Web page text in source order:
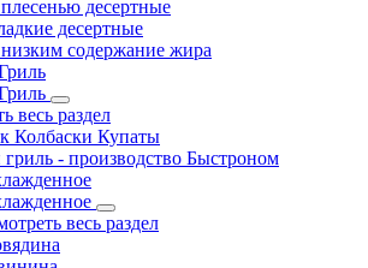
десертные
десертные
содержание жира
весь раздел
Колбаски Купаты
- производство Быстроном
весь раздел